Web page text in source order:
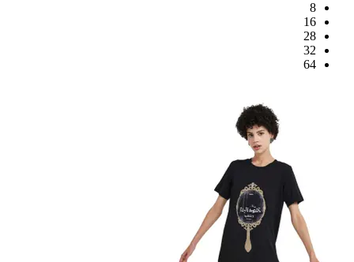
8
16
28
32
64